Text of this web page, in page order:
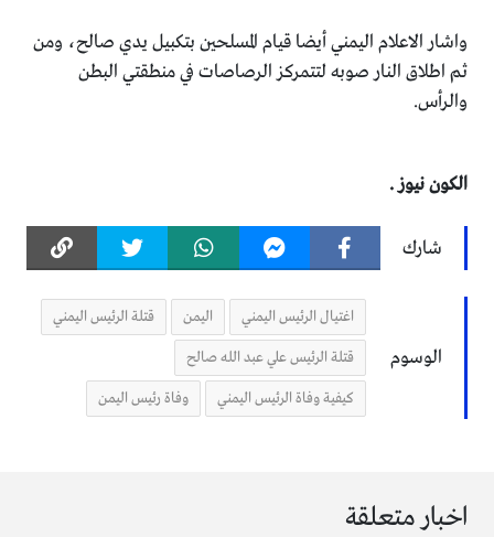
واشار الاعلام اليمني أيضا قيام المسلحين بتكبيل يدي صالح، ومن
ثم اطلاق النار صوبه لتتمركز الرصاصات في منطقتي البطن
والرأس.
الكون نيوز .
شارك
الوسوم
اغتيال الرئيس اليمني اليمن قتلة الرئيس اليمني
قتلة الرئيس علي عبد الله صالح
كيفية وفاة الرئيس اليمني وفاة رئيس اليمن
اخبار متعلقة